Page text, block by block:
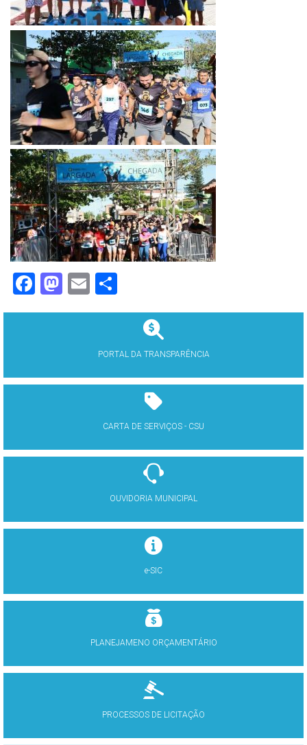
Facebook
Mastodon
Email
PORTAL DA TRANSPARÊNCIA
CARTA DE SERVIÇOS - CSU
OUVIDORIA MUNICIPAL
e-SIC
PLANEJAMENO ORÇAMENTÁRIO
PROCESSOS DE LICITAÇÃO